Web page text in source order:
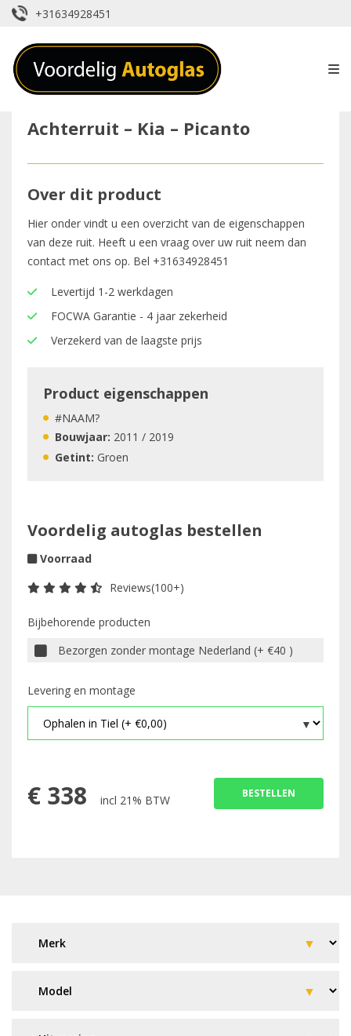
+31634928451
Achterruit – Kia – Picanto
Over dit product
Hier onder vindt u een overzicht van de eigenschappen
van deze ruit. Heeft u een vraag over uw ruit neem dan
contact met ons op. Bel +31634928451
Levertijd 1-2 werkdagen
FOCWA Garantie - 4 jaar zekerheid
Verzekerd van de laagste prijs
Product eigenschappen
#NAAM?
Bouwjaar: 2011 / 2019
Getint: Groen
Voordelig autoglas bestellen
Voorraad
Reviews(100+)
Bijbehorende producten
Bezorgen zonder montage Nederland (+ €40 )
Levering en montage
€ 338 incl 21% BTW BESTELLEN